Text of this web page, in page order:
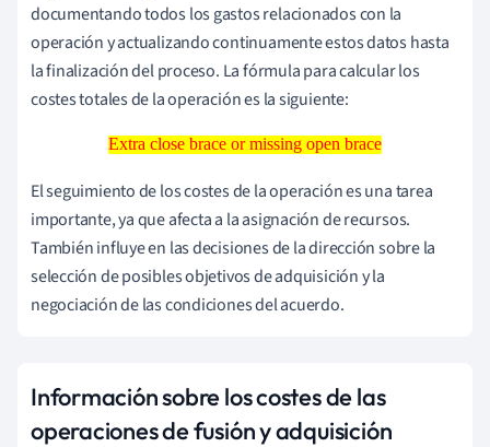
documentando todos los gastos relacionados con la
operación y actualizando continuamente estos datos hasta
la finalización del proceso. La fórmula para calcular los
costes totales de la operación es la siguiente:
Extra close brace or missing open brace
Extra close brace or missing open brace
El seguimiento de los costes de la operación es una tarea
importante, ya que afecta a la asignación de recursos.
También influye en las decisiones de la dirección sobre la
selección de posibles objetivos de adquisición y la
negociación de las condiciones del acuerdo.
Información sobre los costes de las
operaciones de fusión y adquisición